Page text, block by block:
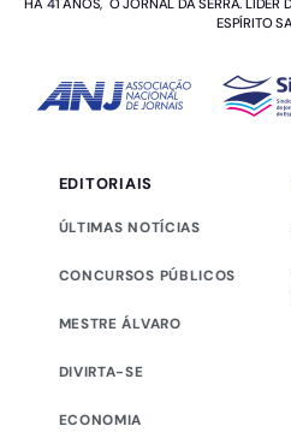
HÁ 41 ANOS, O JORNAL DA SERRA. LÍDER
ESPÍRITO
EDITORIAIS
ÚLTIMAS NOTÍCIAS
CONCURSOS PÚBLICOS
MESTRE ÁLVARO
DIVIRTA-SE
ECONOMIA